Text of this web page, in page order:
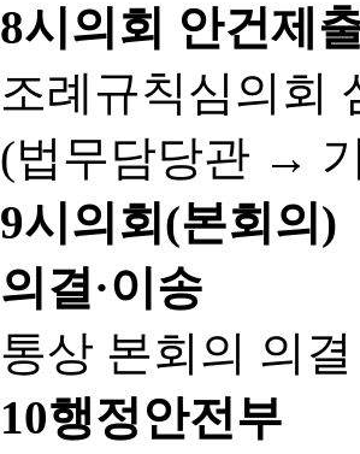
8시의회 안건제
조례규칙심의회
(법무담당관 →
9시의회(본회의)
의결·이송
통상 본회의 의
10행정안전부